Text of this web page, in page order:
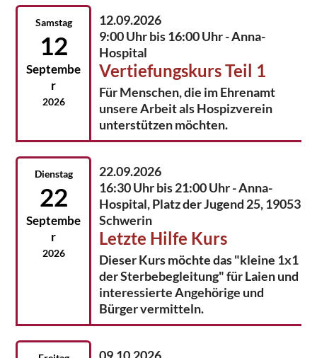
Samstag
12
Septembe
r
2026
12.09.2026
9:00 Uhr bis 16:00 Uhr - Anna-
Hospital
Vertiefungskurs Teil 1
Für Menschen, die im Ehrenamt
unsere Arbeit als Hospizverein
unterstützen möchten.
Dienstag
22
Septembe
r
2026
22.09.2026
16:30 Uhr bis 21:00 Uhr - Anna-
Hospital, Platz der Jugend 25, 19053
Schwerin
Letzte Hilfe Kurs
Dieser Kurs möchte das "kleine 1x1
der Sterbebegleitung" für Laien und
interessierte Angehörige und
Bürger vermitteln.